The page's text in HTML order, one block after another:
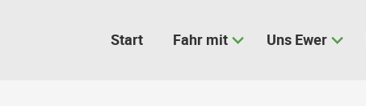
Start Fahr mit Uns Ewer